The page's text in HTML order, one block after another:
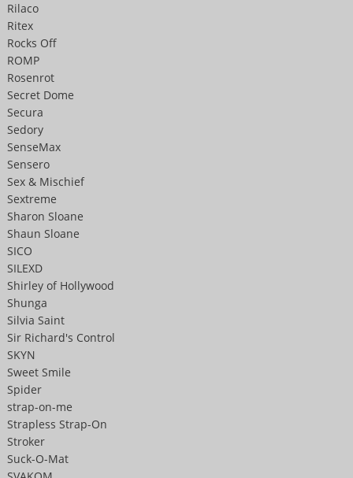
Rilaco
Ritex
Rocks Off
ROMP
Rosenrot
Secret Dome
Secura
Sedory
SenseMax
Sensero
Sex & Mischief
Sextreme
Sharon Sloane
Shaun Sloane
SICO
SILEXD
Shirley of Hollywood
Shunga
Silvia Saint
Sir Richard's Control
SKYN
Sweet Smile
Spider
strap-on-me
Strapless Strap-On
Stroker
Suck-O-Mat